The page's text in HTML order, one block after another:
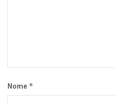
Nome *